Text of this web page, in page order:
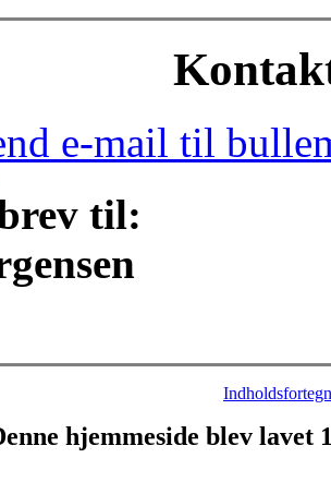
e-mail til
til:
hjemmeside blev lavet